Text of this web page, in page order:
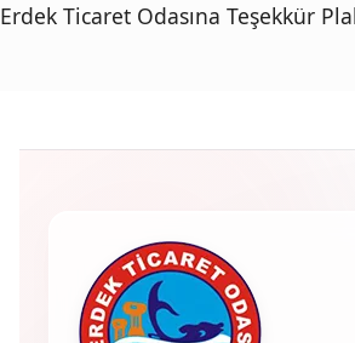
Erdek Ticaret Odasına Teşekkür